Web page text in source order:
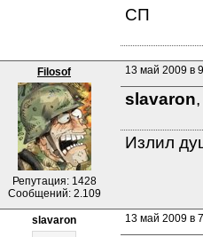
СП
Filosof
Репутация: 1428
Сообщений: 2.109
13 май 2009 в
slavaron
Излил
slavaron 13 май 2009 в